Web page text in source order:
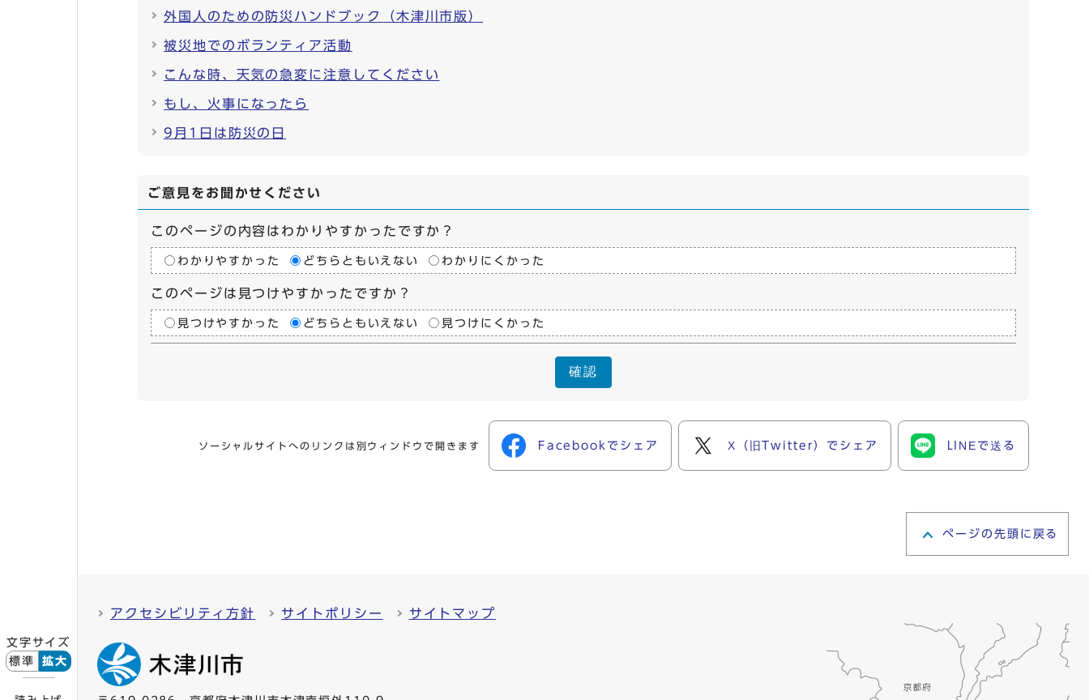
文字サイズ
標準
拡大
外国人のための防災ハンドブック（木津川市版）
被災地でのボランティア活動
こんな時、天気の急変に注意してください
もし、火事になったら
9月1日は防災の日
ご意見をお聞かせください
このページの内容はわかりやすかったですか？
わかりやすかった どちらともいえない わかりにくかった
このページは見つけやすかったですか？
見つけやすかった どちらともいえない 見つけにくかった
確認
ソーシャルサイトへのリンクは別ウィンドウで開きます Facebookでシェア X（旧Twitter）でシェア LINEで送る
ページの先頭に戻る
アクセシビリティ方針 サイトポリシー サイトマップ